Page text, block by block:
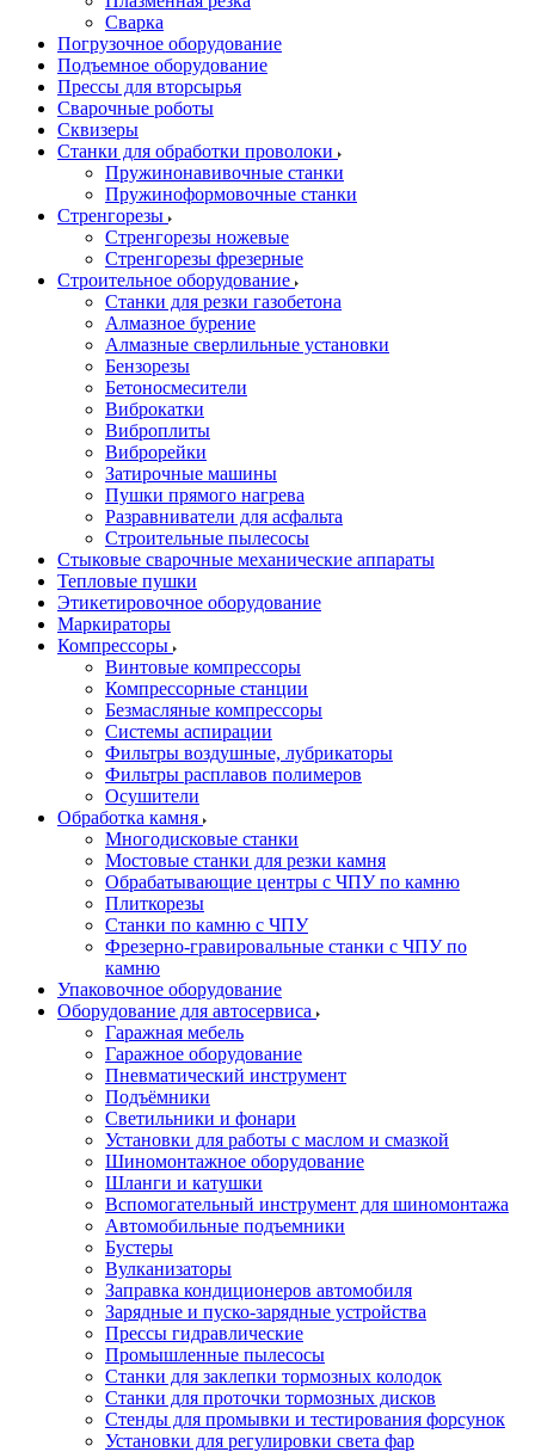
Сварка
Погрузочное оборудование
Подъемное оборудование
Прессы для вторсырья
Сварочные роботы
Сквизеры
Станки для обработки проволоки
Пружинонавивочные станки
Пружиноформовочные станки
Стренгорезы
Стренгорезы ножевые
Стренгорезы фрезерные
Строительное оборудование
Станки для резки газобетона
Алмазное бурение
Алмазные сверлильные установки
Бензорезы
Бетоносмесители
Виброкатки
Виброплиты
Виброрейки
Затирочные машины
Пушки прямого нагрева
Разравниватели для асфальта
Строительные пылесосы
Стыковые сварочные механические аппараты
Тепловые пушки
Этикетировочное оборудование
Маркираторы
Компрессоры
Винтовые компрессоры
Компрессорные станции
Безмасляные компрессоры
Системы аспирации
Фильтры воздушные, лубрикаторы
Фильтры расплавов полимеров
Осушители
Обработка камня
Многодисковые станки
Мостовые станки для резки камня
Обрабатывающие центры с ЧПУ по камню
Плиткорезы
Станки по камню с ЧПУ
Фрезерно-гравировальные станки с ЧПУ по
камню
Упаковочное оборудование
Оборудование для автосервиса
Гаражная мебель
Гаражное оборудование
Пневматический инструмент
Подъёмники
Светильники и фонари
Установки для работы с маслом и смазкой
Шиномонтажное оборудование
Шланги и катушки
Вспомогательный инструмент для шиномонтажа
Автомобильные подъемники
Бустеры
Вулканизаторы
Заправка кондиционеров автомобиля
Зарядные и пуско-зарядные устройства
Прессы гидравлические
Промышленные пылесосы
Станки для заклепки тормозных колодок
Станки для проточки тормозных дисков
Стенды для промывки и тестирования форсунок
Установки для регулировки света фар